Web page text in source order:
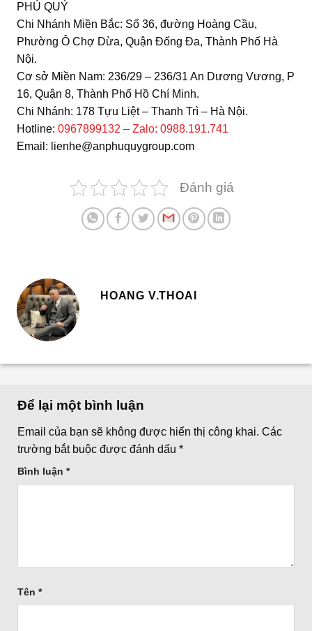
PHÚ QUÝ
Chi Nhánh Miền Bắc: Số 36, đường Hoàng Cầu,
Phường Ô Chợ Dừa, Quận Đống Đa, Thành Phố Hà
Nội.
Cơ sở Miền Nam: 236/29 – 236/31 An Dương Vương, P
16, Quận 8, Thành Phố Hồ Chí Minh.
Chi Nhánh: 178 Tựu Liệt – Thanh Trì – Hà Nội.
Hotline: 0967899132 – Zalo: 0988.191.741
Email: lienhe@anphuquygroup.com
Đánh giá
HOANG V.THOAI
Để lại một bình luận
Email của bạn sẽ không được hiển thị công khai. Các
trường bắt buộc được đánh dấu *
Bình luận *
Tên *